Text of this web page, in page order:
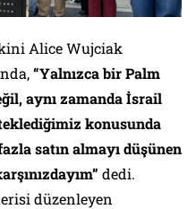
Alice Wujciak
“Yalnızca bir Palm
aynı zamanda İsrail
konusunda
satın almayı düşünen
dedi.
düzenleyen